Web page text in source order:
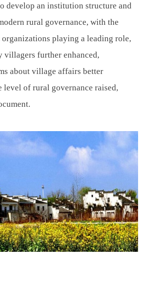
develop an institution structure and
rural governance, with the
playing a leading role,
villagers further enhanced,
about village affairs better
level of rural governance raised,